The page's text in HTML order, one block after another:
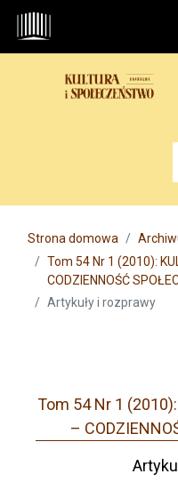
Przejdź do głównego
Przejdź do sekcji głównej
Przejdź do stopki
Main menu
Strona domowa
Tom 54 Nr 1 (2010):
CODZIENNOŚĆ
Artykuły i rozprawy
Tom 54 Nr 1 (2010):
–